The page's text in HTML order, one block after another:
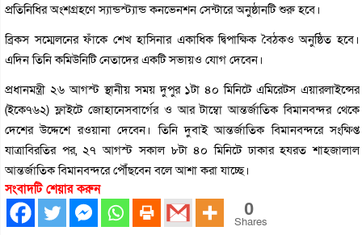
প্রতিনিধির অংশগ্রহণে স্যান্ডস্ট্যান্ড কনভেনশন সেন্টারে অনুষ্ঠানটি শুরু হবে।
ব্রিকস সম্মেলনের ফাঁকে শেখ হাসিনার একাধিক দ্বিপাক্ষিক বৈঠকও অনুষ্ঠিত হবে।
এদিন তিনি কমিউনিটি নেতাদের একটি সভায়ও যোগ দেবেন।
প্রধানমন্ত্রী ২৬ আগস্ট স্থানীয় সময় দুপুর ১টা ৪০ মিনিটে এমিরেটস এয়ারলাইন্সের
(ইকে৭৬২) ফ্লাইটে জোহানেসবার্গের ও আর টাম্বো আন্তর্জাতিক বিমানবন্দর থেকে
দেশের উদ্দেশে রওয়ানা দেবেন। তিনি দুবাই আন্তর্জাতিক বিমানবন্দরে সংক্ষিপ্ত
যাত্রাবিরতির পর, ২৭ আগস্ট সকাল ৮টা ৪০ মিনিটে ঢাকার হযরত শাহজালাল
আন্তর্জাতিক বিমানবন্দরে পৌঁছবেন বলে আশা করা যাচ্ছে।
সংবাদটি শেয়ার করুন
0
Shares